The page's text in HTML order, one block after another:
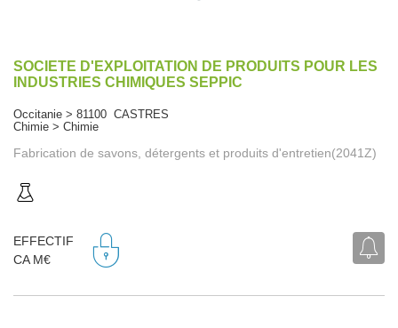
SOCIETE D'EXPLOITATION DE PRODUITS POUR LES
INDUSTRIES CHIMIQUES SEPPIC
Occitanie > 81100 CASTRES
Chimie > Chimie
Fabrication de savons, détergents et produits d'entretien(2041Z)
EFFECTIF
CA M€